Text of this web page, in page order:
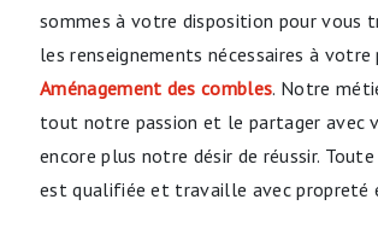
sommes à votre disposition pour vous
les renseignements nécessaires à
Aménagement des combles. Notre
tout notre passion et le partager avec
encore plus notre désir de réussir.
est qualifiée et travaille avec propreté